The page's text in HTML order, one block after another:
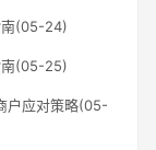
南(05-24)
南(05-25)
户应对策略(05-